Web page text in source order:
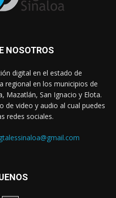
NOSOTROS
digital en el estado de
regional en los municipios de
Mazatlán, San Ignacio y Elota.
de video y audio al cual puedes
redes sociales.